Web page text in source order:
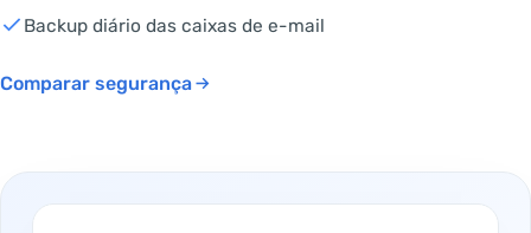
Backup diário das caixas de e-mail
Comparar segurança